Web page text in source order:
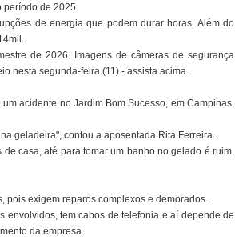
período de 2025.
de energia que podem durar horas. Além do
de 2026. Imagens de câmeras de segurança
nesta segunda-feira (11) - assista acima.
acidente no Jardim Bom Sucesso, em Campinas,
geladeira", contou a aposentada Rita Ferreira.
casa, até para tomar um banho no gelado é ruim,
pois exigem reparos complexos e demorados.
envolvidos, tem cabos de telefonia e aí depende de
da empresa.